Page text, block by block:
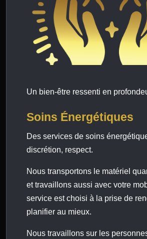
Un bien-être ressenti en
Soins Énergétiques
Des services de soins
discrétion, respect.
Nous transportons le matériel
et travaillons aussi avec votre
service est choisi à la prise de
planifier au mieux.
Nous travaillons sur les